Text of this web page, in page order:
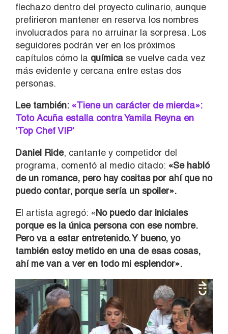
flechazo dentro del proyecto culinario, aunque
prefirieron mantener en reserva los nombres
involucrados para no arruinar la sorpresa. Los
seguidores podrán ver en los próximos
capítulos cómo la química se vuelve cada vez
más evidente y cercana entre estas dos
personas.
Lee también: «Tiene un carácter de mierda»:
Toto Acuña estalla contra Yamila Reyna en
‘Top Chef VIP’
Daniel Ride, cantante y competidor del
programa, comentó al medio citado: «Se habló
de un romance, pero hay cositas por ahí que no
puedo contar, porque sería un spoiler».
El artista agregó: «No puedo dar iniciales
porque es la única persona con ese nombre.
Pero va a estar entretenido. Y bueno, yo
también estoy metido en una de esas cosas,
ahí me van a ver en todo mi esplendor».